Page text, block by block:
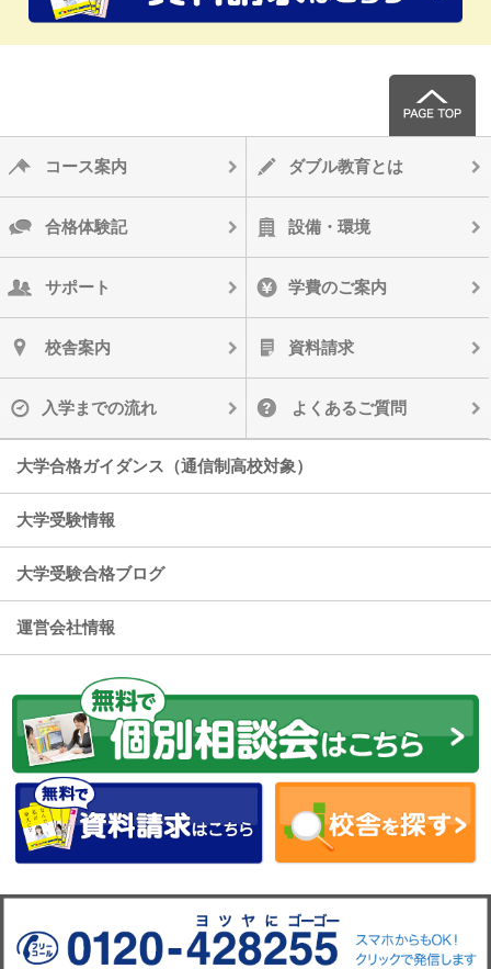
コース案内 ダブル教育とは
合格体験記 設備・環境
サポート 学費のご案内
校舎案内 資料請求
入学までの流れ よくあるご質問
大学合格ガイダンス（通信制高校対象）
大学受験情報
大学受験合格ブログ
運営会社情報